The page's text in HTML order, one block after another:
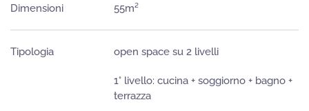
Dimensioni 55m²
Tipologia open space su 2 livelli
1° livello: cucina + soggiorno + bagno +
terrazza